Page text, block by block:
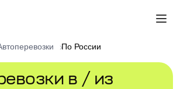
По России
в / из